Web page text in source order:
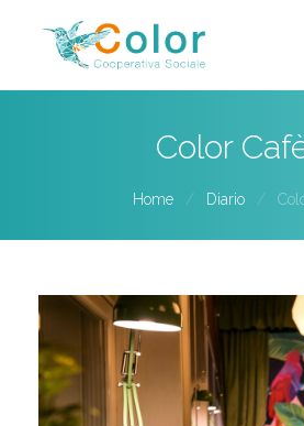
Contatti
Color
Home Diario